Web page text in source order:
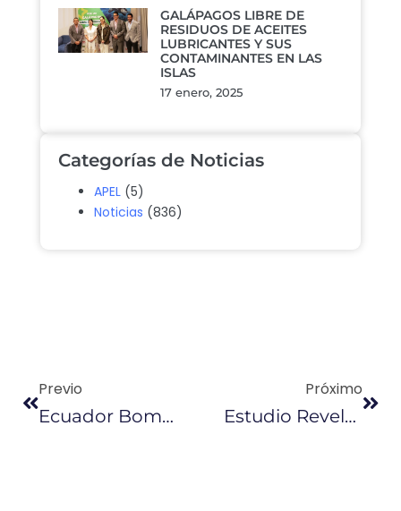
GALÁPAGOS LIBRE DE
RESIDUOS DE ACEITES
LUBRICANTES Y SUS
CONTAMINANTES EN LAS
ISLAS
17 enero, 2025
Categorías de Noticias
APEL (5)
Noticias (836)
Previo
Ecuador Bombeará Crudo Por Oleoducto Peruano
Próximo
Estudio Revela Abuso De La Contratación Bajo Figura De Régimen Especial